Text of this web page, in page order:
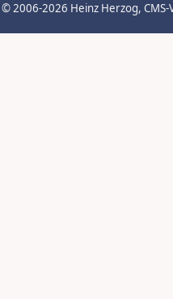
© 2006-2026 Heinz Herzog,